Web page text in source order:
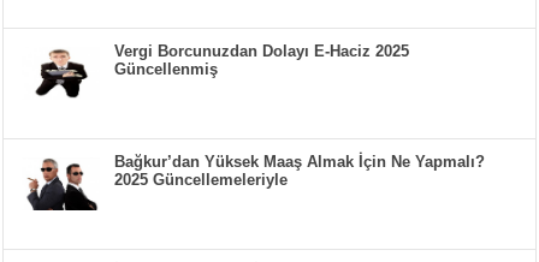
Vergi Borcunuzdan Dolayı E-Haciz 2025
Güncellenmiş
Bağkur’dan Yüksek Maaş Almak İçin Ne Yapmalı?
2025 Güncellemeleriyle